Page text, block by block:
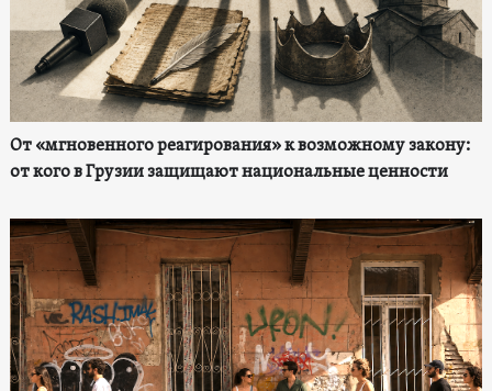
От «мгновенного реагирования» к возможному закону:
от кого в Грузии защищают национальные ценности